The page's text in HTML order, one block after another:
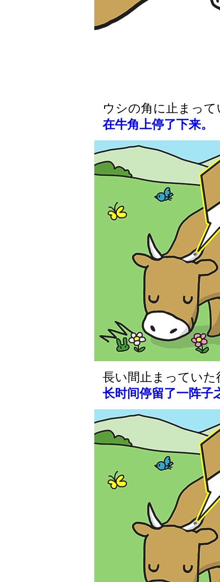
ウシの角に止まって
在牛角上停了下来。
長い間止まっていた
长时间停留了一阵子